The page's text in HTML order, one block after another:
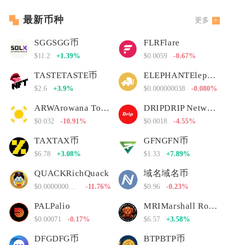
最新币种 更多
SGGSGG币
$11.2 +1.39%
FLRFlare
$0.0059 -0.67%
TASTETASTE币
$2.6 +3.9%
ELEPHANTElephant Money
$0.000000038 -0.080%
ARWArowana Token
$0.032 -10.91%
DRIPDRIP Network
$0.0018 -4.55%
TAXTAX币
$6.78 +3.08%
GFNGFN币
$1.33 +7.89%
QUACKRichQuack
$0.00000000000 -11.76%
域名域名币
$0.96 -0.23%
PALPalio
$0.00071 -0.17%
MRIMarshall Rogan Inu
$6.57 +3.58%
DFGDFG币 BTPBTP币